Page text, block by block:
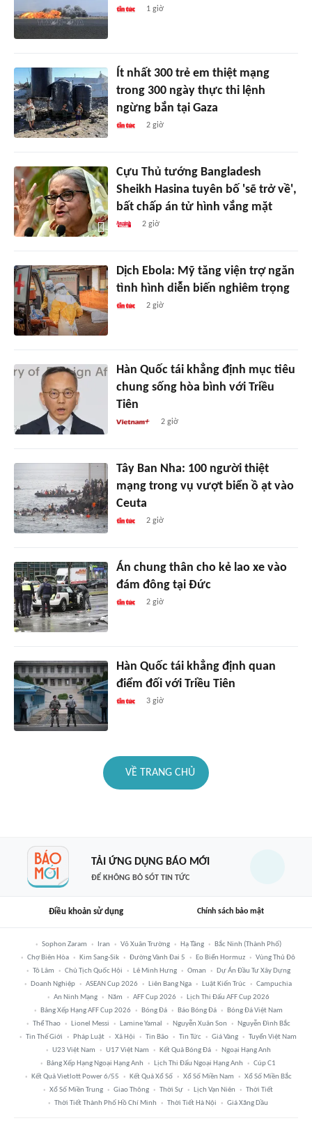
1 giờ
Ít nhất 300 trẻ em thiệt mạng
trong 300 ngày thực thi lệnh
ngừng bắn tại Gaza
2 giờ
Cựu Thủ tướng Bangladesh
Sheikh Hasina tuyên bố 'sẽ trở về',
bất chấp án tử hình vắng mặt
2 giờ
Dịch Ebola: Mỹ tăng viện trợ ngăn
tình hình diễn biến nghiêm trọng
2 giờ
Hàn Quốc tái khẳng định mục tiêu
chung sống hòa bình với Triều
Tiên
2 giờ
Tây Ban Nha: 100 người thiệt
mạng trong vụ vượt biển ồ ạt vào
Ceuta
2 giờ
Án chung thân cho kẻ lao xe vào
đám đông tại Đức
2 giờ
Hàn Quốc tái khẳng định quan
điểm đối với Triều Tiên
3 giờ
VỀ TRANG CHỦ
TẢI ỨNG DỤNG BÁO MỚI
ĐỂ KHÔNG BỎ SÓT TIN TỨC
Điều khoản sử dụng Chính sách bảo mật
Sophon Zaram Iran Võ Xuân Trường Hạ Tầng
Bắc Ninh (thành Phố)
Chợ Biên Hòa
Kim Sang-Sik Đường Vành Đai 5 Eo Biển Hormuz
Vùng Thủ Đô
Tô Lâm
Chủ Tịch Quốc Hội Lê Minh Hưng Oman
Dự Án Đầu Tư Xây Dựng
Doanh Nghiệp
ASEAN Cup 2026 Liên Bang Nga Luật Kiến Trúc
Campuchia
An Ninh Mạng
Năm AFF Cup 2026
Lịch Thi Đấu AFF Cup 2026
Bảng Xếp Hạng AFF Cup 2026
Bóng Đá Báo Bóng Đá
Bóng Đá Việt Nam
Thể Thao
Lionel Messi Lamine Yamal Nguyễn Xuân Son
Nguyễn Đình Bắc
Tin Thế Giới
Pháp Luật Xã Hội Tin Bão Tin Tức Giá Vàng
Tuyển Việt Nam
U23 Việt Nam
U17 Việt Nam Kết Quả Bóng Đá
Ngoại Hạng Anh
Bảng Xếp Hạng Ngoại Hạng Anh
Lịch Thi Đấu Ngoại Hạng Anh
Cúp C1
Kết Quả Vietlott Power 6/55
Kết Quả Xổ Số Xổ Số Miền Nam
Xổ Số Miền Bắc
Xổ Số Miền Trung
Giao Thông Thời Sự Lịch Vạn Niên
Thời Tiết
Thời Tiết Thành Phố Hồ Chí Minh
Thời Tiết Hà Nội Giá Xăng Dầu